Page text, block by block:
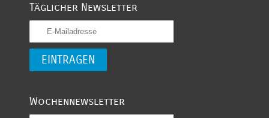
Täglicher Newsletter
Wochennewsletter